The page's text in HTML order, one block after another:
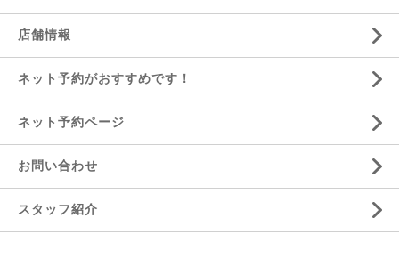
店舗情報
ネット予約がおすすめです！
ネット予約ページ
お問い合わせ
スタッフ紹介